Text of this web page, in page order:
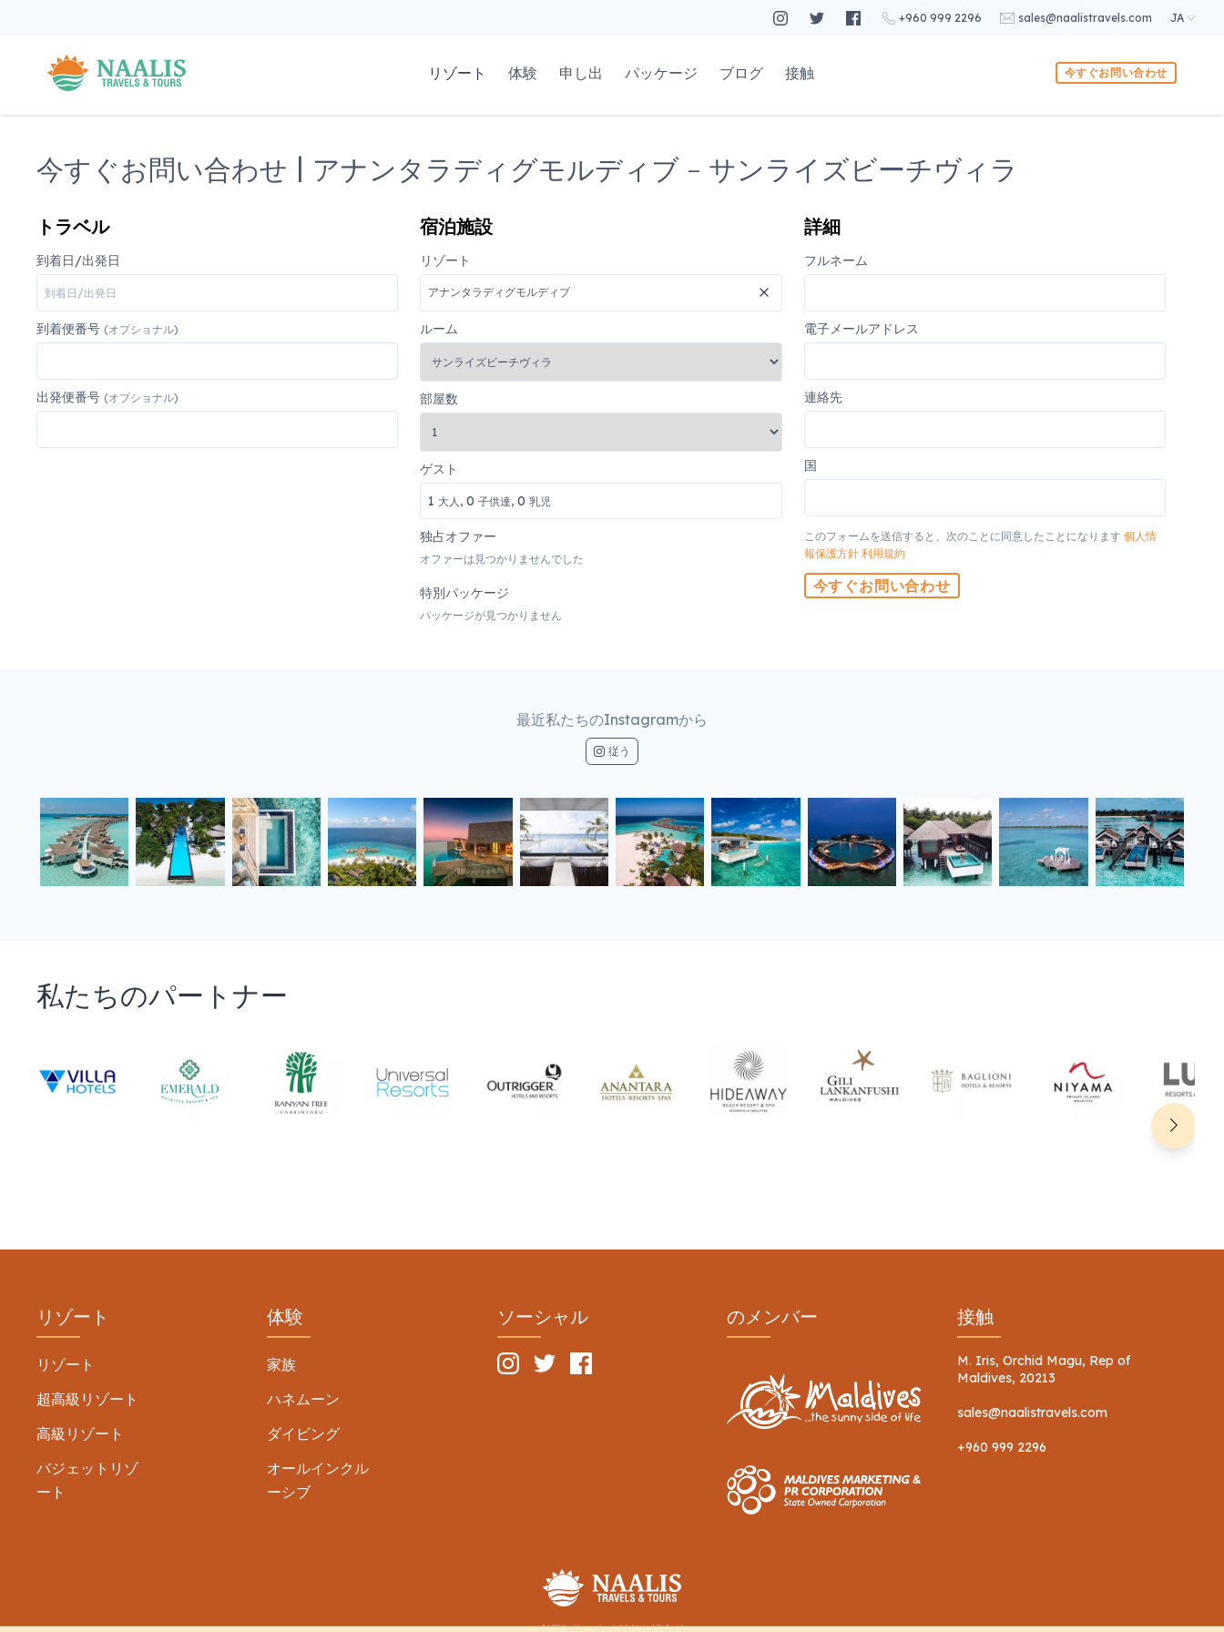
+960 999 2296 sales@naalistravels.com JA
リゾート 体験 申し出 パッケージ ブログ 接触 今すぐお問い合わせ
今すぐお問い合わせ | アナンタラディグモルディブ - サンライズビーチヴィラ
トラベル
到着日/出発日
到着便番号 (オプショナル)
出発便番号 (オプショナル)
宿泊施設
リゾート
ルーム
部屋数
ゲスト
1 大人, 0 子供達, 0 乳児
独占オファー
オファーは見つかりませんでした
特別パッケージ
パッケージが見つかりません
詳細
フルネーム
電子メールアドレス
連絡先
国
このフォームを送信すると、次のことに同意したことになります 個人情
報保護方針 利用規約
今すぐお問い合わせ
最近私たちのInstagramから
従う
私たちのパートナー
リゾート
リゾート
超高級リゾート
高級リゾート
バジェットリゾ
ート
体験
家族
ハネムーン
ダイビング
オールインクル
ーシブ
ソーシャル のメンバー 接触
M. Iris, Orchid Magu, Rep of
Maldives, 20213
sales@naalistravels.com
+960 999 2296